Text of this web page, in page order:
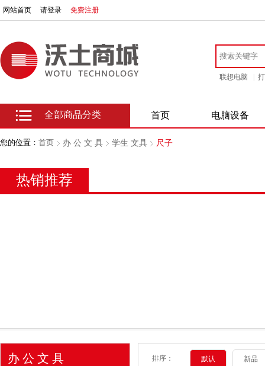
网站首页 请登录 免费注册
联想电脑
全部商品分类 首页 电脑设备
您的位置： 首页 办 公 文 具 学生 文具 尺子
热销推荐
办 公 文 具 排序： 默认 新品